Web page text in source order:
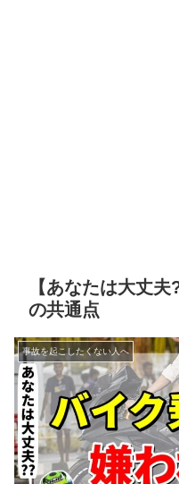
【あなたは大丈
の共通点
事故を起こしたくない人へ